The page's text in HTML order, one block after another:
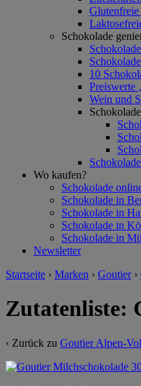
Schokolade
10
Preiswerte
Wein und
Wo kaufen?
Schokolade
Schokolade in
Schokolade in
Schokolade in
Schokolade in
Newsletter
Startseite › Marken › Goutier ›
Zutatenliste:
‹ Zurück zu Goutier Alpen-